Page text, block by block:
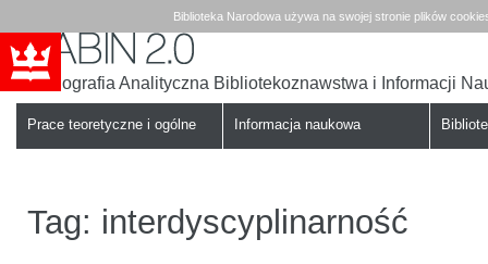
Biblioteka Narodowa używa na swojej stronie plików
Babin
Bibliografia Analityczna Bibliotekoznawstwa i Informacji
Prace teoretyczne i ogólne Informacja naukowa
Tag: interdyscyplinarność